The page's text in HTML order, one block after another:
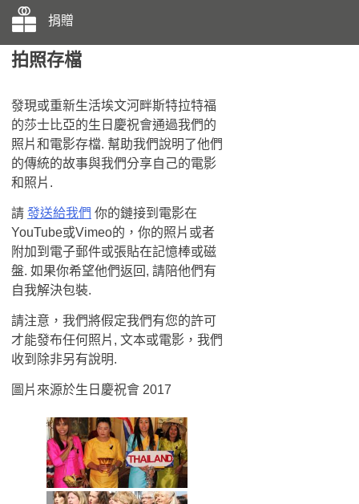
捐贈
拍照存檔
發現或重新生活埃文河畔斯特拉特福
的莎士比亞的生日慶祝會通過我們的
照片和電影存檔. 幫助我們說明了他們
的傳統的故事與​​我們分享自己的電影
和照片.
請 發送給我們 你的鏈接到電影在
YouTube或Vimeo的，你的照片或者
附加到電子郵件或張貼在記憶棒或磁
盤. 如果你希望他們返回, 請陪他們有
自我解決包裝.
請注意，我們將假定我們有您的許可
才能發布任何照片, 文本或電影，我們
收到除非另有說明.
圖片來源於生日慶祝會 2017